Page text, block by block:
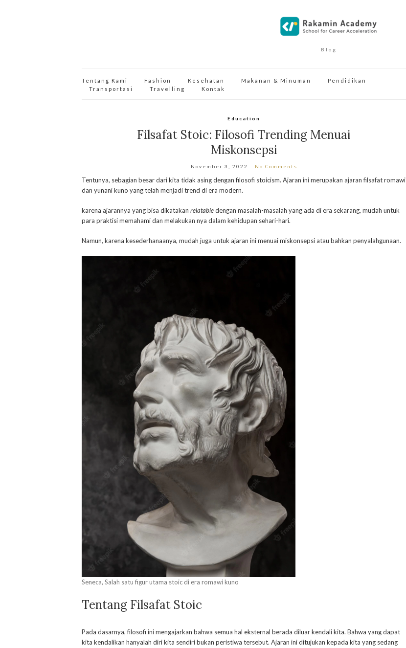
Blog
Tentang Kami Fashion Kesehatan Makanan & Minuman
Pendidikan
Transportasi
Travelling Kontak
Education
Filsafat Stoic: Filosofi Trending Menuai
Miskonsepsi
November 3, 2022 No Comments
Tentunya, sebagian besar dari kita tidak asing dengan filosofi stoicism. Ajaran ini merupakan ajaran filsafat romawi
dan yunani kuno yang telah menjadi trend di era modern.
karena ajarannya yang bisa dikatakan relatabledengan masalah-masalah yang ada di era sekarang, mudah untuk
para praktisi memahami dan melakukan nya dalam kehidupan sehari-hari.
Namun, karena kesederhanaanya, mudah juga untuk ajaran ini menuai miskonsepsi atau bahkan penyalahgunaan.
Seneca, Salah satu figur utama stoic di era romawi kuno
Tentang Filsafat Stoic
Pada dasarnya, filosofi ini mengajarkan bahwa semua hal eksternal berada diluar kendali kita. Bahwa yang dapat
kita kendalikan hanyalah diri kita sendiri bukan peristiwa tersebut. Ajaran ini ditujukan kepada kita yang sedang